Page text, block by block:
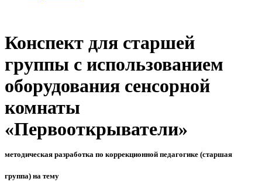
Конспект для старшей
группы с использованием
оборудования сенсорной
комнаты
«Первооткрыватели»
методическая разработка по коррекционной педагогике (старшая
группа) на тему